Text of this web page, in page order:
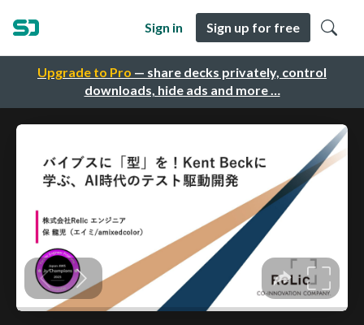
Upgrade to Pro — share decks privately, control
downloads, hide ads and more …
Sign in Sign up for free